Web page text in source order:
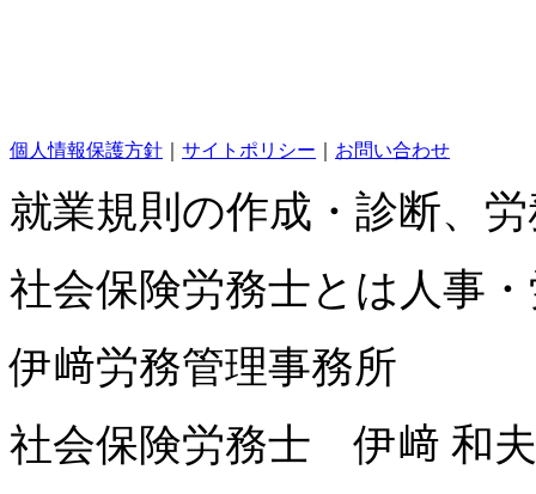
個人情報保護方針 サイトポリシー お問い合わせ
就業規則の作成・診断、
社会保険労務士とは人事
伊﨑労務管理事務所
社会保険労務士 伊﨑 和夫